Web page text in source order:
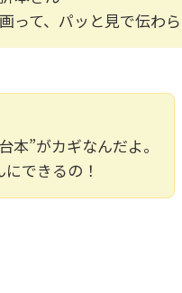
って、パッと見で伝わ
本”がカギなんだよ。
できるの！